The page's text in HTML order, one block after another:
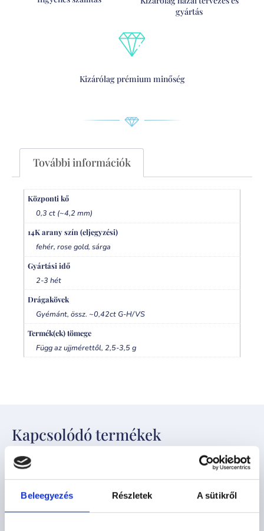
Beleegyezés Részletek A sütikről
gyártás
Kizárólag prémium minőség
További információk
Központi kő
0,3 ct (~4,2 mm)
14K arany szín (eljegyzési)
fehér, rose gold, sárga
Gyártási idő
2-3 hét
Drágakövek
Gyémánt, össz. ~0,42ct G-H/VS
Termék(ek) tömege
Függ az ujjmérettől, 2,5-3,5 g
Kapcsolódó termékek